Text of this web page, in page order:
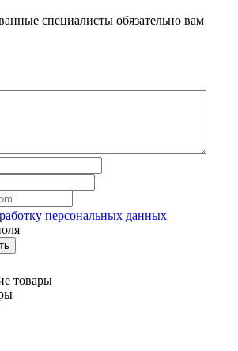
специалисты обязательно вам
персональных данных
товары